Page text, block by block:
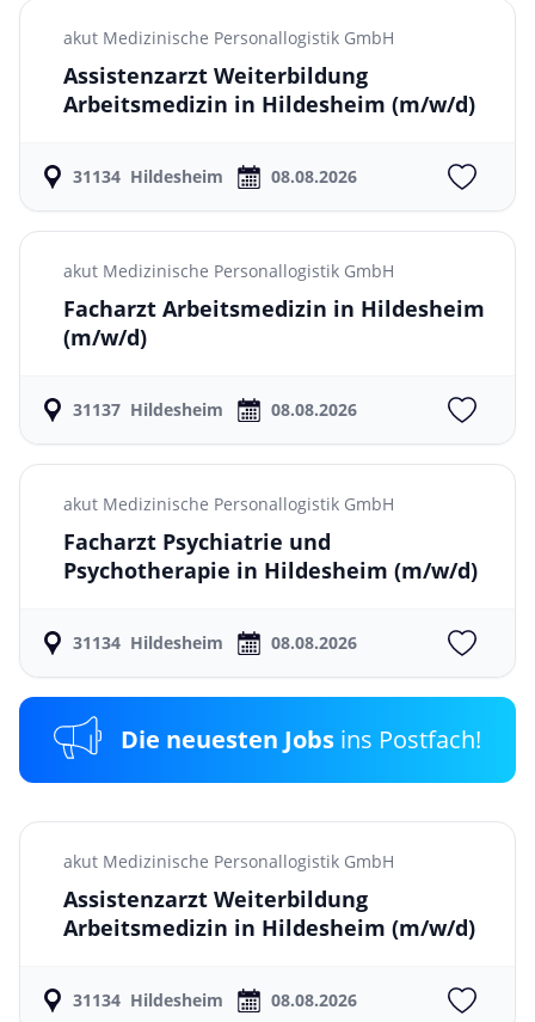
akut Medizinische Personallogistik GmbH
Assistenzarzt Weiterbildung
Arbeitsmedizin in Hildesheim (m/w/d)
31134 Hildesheim 08.08.2026
akut Medizinische Personallogistik GmbH
Facharzt Arbeitsmedizin in Hildesheim
(m/w/d)
31137 Hildesheim 08.08.2026
akut Medizinische Personallogistik GmbH
Facharzt Psychiatrie und
Psychotherapie in Hildesheim (m/w/d)
31134 Hildesheim 08.08.2026
Die neuesten Jobs ins Postfach!
akut Medizinische Personallogistik GmbH
Assistenzarzt Weiterbildung
Arbeitsmedizin in Hildesheim (m/w/d)
31134 Hildesheim 08.08.2026